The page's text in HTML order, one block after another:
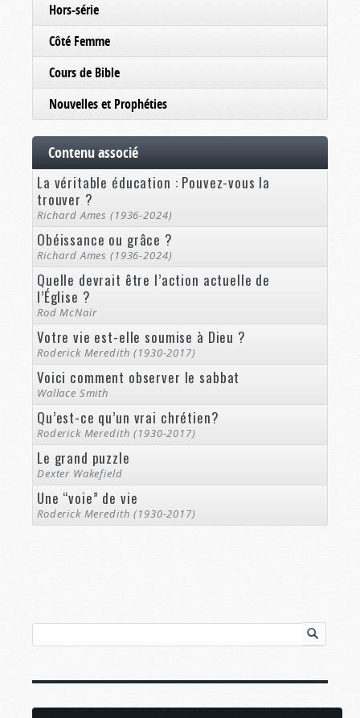
Hors-série
Côté Femme
Cours de Bible
Nouvelles et Prophéties
Contenu associé
La véritable éducation : Pouvez-vous la
trouver ?
Richard Ames (1936-2024)
Obéissance ou grâce ?
Richard Ames (1936-2024)
Quelle devrait être l’action actuelle de
l’Église ?
Rod McNair
Votre vie est-elle soumise à Dieu ?
Roderick Meredith (1930-2017)
Voici comment observer le sabbat
Wallace Smith
Qu’est-ce qu’un vrai chrétien?
Roderick Meredith (1930-2017)
Le grand puzzle
Dexter Wakefield
Une “voie” de vie
Roderick Meredith (1930-2017)